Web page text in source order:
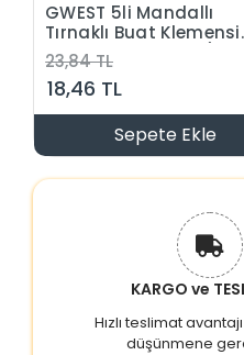
GWEST 5li Mandallı
Tırnaklı Buat Klemensi
0.14-2.5mm Arası (Beşli
Buat Klemensi)
23,84 TL
18,46 TL
Sepete Ekle
KARGO ve
Hızlı teslimat
düşünmene